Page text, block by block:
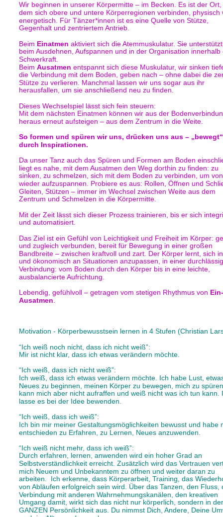
Wir beginnen in unserer Körpermitte – im Becken. Es ist der
dem sich obere und untere Körperregionen verbinden,
energetisch. Für Tänzer*innen ist es eine Quelle von Stütze,
Gegenhalt und zentriertem Antrieb.
Beim Einatmen aktiviert sich die Atemmuskulatur. Sie
beim Ausdehnen, Aufspannen und in der Organisation
Schwerkraft.
Beim Ausatmen entspannt sich diese Muskulatur, wir sinken
die Verbindung mit dem Boden, geben nach – ohne dabei die
Stütze zu verlieren. Manchmal lassen wir uns sogar aus ihr
herausfallen, um sie anschließend neu zu finden.
Dieses Wechselspiel lässt sich fein steuern:
Mit dem nächsten Einatmen können wir aus der
heraus erneut aufsteigen – aus dem Zentrum in die Weite.
So formen und spüren wir uns, drücken uns aus –
durch Inspirationen.
Da unser Tanz auch das Spüren und Formen am Boden
liegt es nahe, mit dem Ausatmen den Weg dorthin zu finden: zu
sinken, zu schmelzen, sich mit dem Boden zu verbinden, um
wieder aufzuspannen. Probiere es aus: Rollen, Öffnen und
Gleiten, Stützen – immer im Wechsel zwischen Weite aus dem
Zentrum und Schmelzen in die Körpermitte.
Mit der Zeit lässt sich dieser Prozess trainieren, bis er sich
und automatisiert.
Das Ziel ist ein Gefühl von Leichtigkeit und Freiheit im Körper:
und zugleich verbunden, bereit für Bewegung in einer großen
Bandbreite – zwischen kraftvoll und zart. Der Körper lernt, sich
und ökonomisch an Situationen anzupassen, in einer
Verbindung: vom Boden durch den Körper bis in eine leichte,
ausbalancierte Aufrichtung.
Lebendig, gefühlvoll – getragen vom stetigen Rhythmus von
Ausatmen
Motivation - Körperbewusstsein lernen in 4 Stufen (Christian
“Ich weiß noch nicht, dass ich nicht weiß”:
Mir ist nicht klar, dass ich etwas verändern möchte.
“Ich weiß, dass ich nicht weiß”:
Ich weiß, dass ich etwas verändern möchte. Ich habe Lust,
Neues zu beginnen, meinen Körper zu bewegen, mich zu
kann mich aber nicht aufraffen und weiß nicht was ich tun kann.
lasse es bei der Idee bewenden.
“Ich weiß, dass ich weiß”:
Ich bin mir meiner Gestaltungsmöglichkeiten bewusst und habe
entschieden zu Erfahren, zu Lernen, Neues anzuwenden.
“Ich weiß nicht mehr, dass ich weiß”:
Durch erfahren, lernen, anwenden wird ein hoher Grad an
Selbstverständlichkeit erreicht. Zusätzlich wird das Vertrauen
mich Neuem und Unbekanntem zu öffnen und weiter daran zu
arbeiten.  Ich erkenne, dass Körperarbeit, Training, das
von Abläufen erfolgreich sein wird. Über das Tanzen, den Fluss,
Verbindung mit anderen Wahrnehmungskanälen, den kreativen
Umgang damit, wirkt sich das nicht nur körperlich, sondern in
GANZEN Persönlichkeit aus. Du nimmst Dich, Andere, Deine